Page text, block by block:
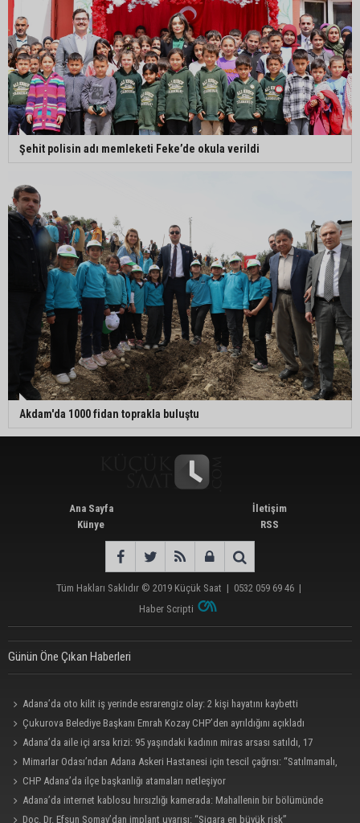
Şehit polisin adı memleketi Feke’de okula verildi
Akdam'da 1000 fidan toprakla buluştu
Ana Sayfa
Künye
İletişim
RSS
Tüm Hakları Saklıdır © 2019 Küçük Saat | 0532 059 69 46 |
Haber Scripti
Günün Öne Çıkan Haberleri
Adana’da oto kilit iş yerinde esrarengiz olay: 2 kişi hayatını kaybetti
Çukurova Belediye Başkanı Emrah Kozay CHP’den ayrıldığını açıkladı
Adana’da aile içi arsa krizi: 95 yaşındaki kadının miras arsası satıldı, 17
milyonun 13 milyonu harcandı
Mimarlar Odası’ndan Adana Askeri Hastanesi için tescil çağrısı: “Satılmamalı,
amaç dışı kullanılmamalı”
CHP Adana’da ilçe başkanlığı atamaları netleşiyor
Adana’da internet kablosu hırsızlığı kamerada: Mahallenin bir bölümünde
internet erişimi kesildi
Doç. Dr. Efsun Somay’dan implant uyarısı: “Sigara en büyük risk”